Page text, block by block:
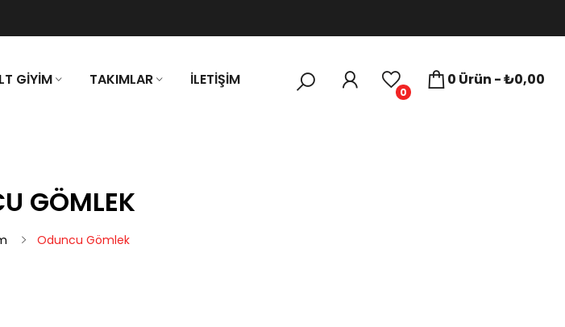
GIYIM TAKIMLAR İLETIŞIM
0
0 Ürün - ₺0,00
GÖMLEK
Oduncu Gömlek